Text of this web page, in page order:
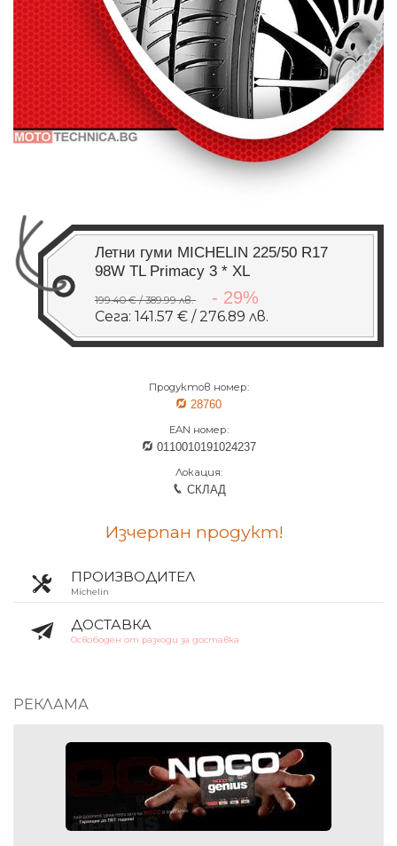
Летни гуми MICHELIN 225/50 R17
98W TL Primacy 3 * XL
199.40 € / 389.99 лв. - 29%
Сега: 141.57 € / 276.89 лв.
Продуктов номер:
28760
EAN номер:
0110010191024237
Локация:
СКЛАД
Изчерпан продукт!
ПРОИЗВОДИТЕЛ
Michelin
ДОСТАВКА
Освободен от разходи за доставка
РЕКЛАМА